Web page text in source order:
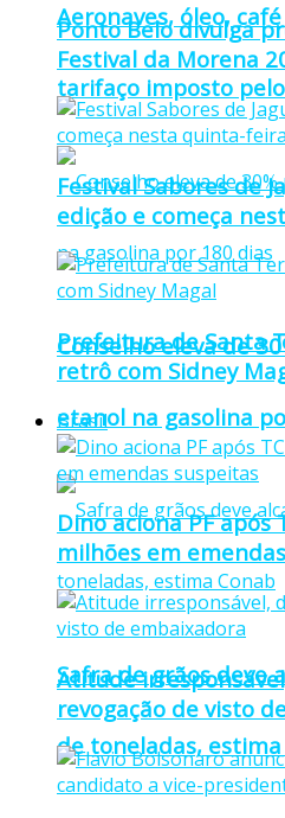
Aeronaves, óleo,
tarifaço imposto
Conselho eleva de
etanol na gasolina
Safra de grãos deve
de toneladas,
Ponto Belo divulga
Festival da Morena
Festival Sabores de
edição e começa
Prefeitura de Santa
retrô com Sidney
Brasil
Dino aciona PF após
milhões em
Atitude
revogação de visto